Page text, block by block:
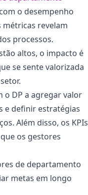
o desempenho
métricas revelam
processos.
altos, o impacto é
se sente valorizada
o DP a agregar valor
e definir estratégias
Além disso, os KPIs
os gestores
de departamento
metas em longo